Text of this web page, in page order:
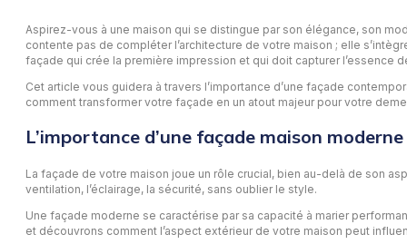
Aspirez-vous à une maison qui se distingue par son élégance, son
contente pas de compléter l’architecture de votre maison ; elle
façade qui crée la première impression et qui doit capturer l’essence
Cet article vous guidera à travers l’importance d’une façade
comment transformer votre façade en un atout majeur pour votre
L’importance d’une façade maison
La façade de votre maison joue un rôle crucial, bien au-delà de son
ventilation, l’éclairage, la sécurité, sans oublier le style.
Une façade moderne se caractérise par sa capacité à marier
et découvrons comment l’aspect extérieur de votre maison peut